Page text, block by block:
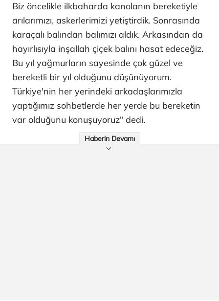
Biz öncelikle ilkbaharda kanolanın bereketiyle
arılarımızı, askerlerimizi yetiştirdik. Sonrasında
karaçalı balından balımızı aldık. Arkasından da
hayırlısıyla inşallah çiçek balını hasat edeceğiz.
Bu yıl yağmurların sayesinde çok güzel ve
bereketli bir yıl olduğunu düşünüyorum.
Türkiye'nin her yerindeki arkadaşlarımızla
yaptığımız sohbetlerde her yerde bu bereketin
var olduğunu konuşuyoruz" dedi.
Haberin Devamı